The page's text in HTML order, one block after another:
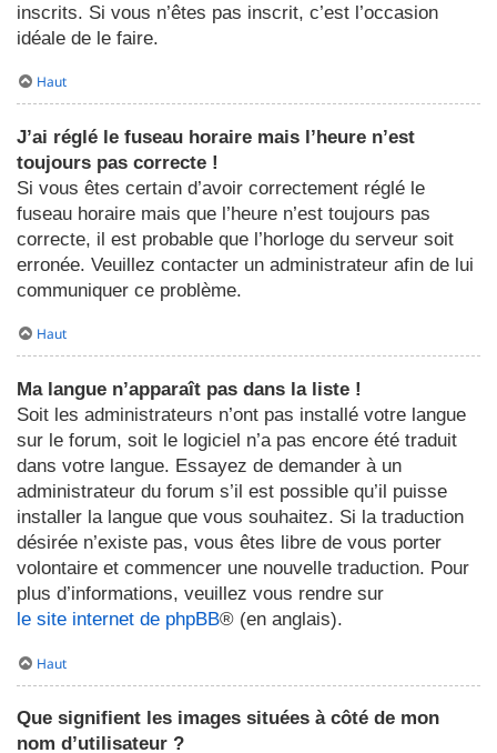
inscrits. Si vous n’êtes pas inscrit, c’est l’occasion
idéale de le faire.
Haut
J’ai réglé le fuseau horaire mais l’heure n’est
toujours pas correcte !
Si vous êtes certain d’avoir correctement réglé le
fuseau horaire mais que l’heure n’est toujours pas
correcte, il est probable que l’horloge du serveur soit
erronée. Veuillez contacter un administrateur afin de lui
communiquer ce problème.
Haut
Ma langue n’apparaît pas dans la liste !
Soit les administrateurs n’ont pas installé votre langue
sur le forum, soit le logiciel n’a pas encore été traduit
dans votre langue. Essayez de demander à un
administrateur du forum s’il est possible qu’il puisse
installer la langue que vous souhaitez. Si la traduction
désirée n’existe pas, vous êtes libre de vous porter
volontaire et commencer une nouvelle traduction. Pour
plus d’informations, veuillez vous rendre sur
le site internet de phpBB® (en anglais).
Haut
Que signifient les images situées à côté de mon
nom d’utilisateur ?